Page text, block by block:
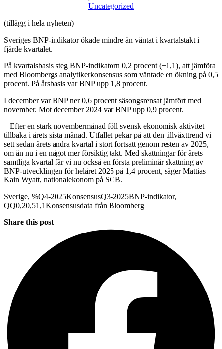
Uncategorized
(tillägg i hela nyheten)
Sveriges BNP-indikator ökade mindre än väntat i kvartalstakt i
fjärde kvartalet.
På kvartalsbasis steg BNP-indikatorn 0,2 procent (+1,1), att jämföra
med Bloombergs analytikerkonsensus som väntade en ökning på 0,5
procent. På årsbasis var BNP upp 1,8 procent.
I december var BNP ner 0,6 procent säsongsrensat jämfört med
november. Mot december 2024 var BNP upp 0,9 procent.
– Efter en stark novembermånad föll svensk ekonomisk aktivitet
tillbaka i årets sista månad. Utfallet pekar på att den tillväxttrend vi
sett sedan årets andra kvartal i stort fortsatt genom resten av 2025,
om än nu i en något mer försiktig takt. Med skattningar för årets
samtliga kvartal får vi nu också en första preliminär skattning av
BNP-utvecklingen för helåret 2025 på 1,4 procent, säger Mattias
Kain Wyatt, nationalekonom på SCB.
Sverige, %Q4-2025KonsensusQ3-2025BNP-indikator,
QQ0,20,51,1Konsensusdata från Bloomberg
Share this post